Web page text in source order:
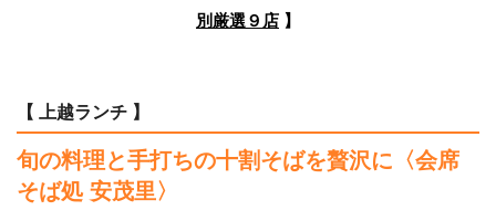
別厳選９店 】
【 上越ランチ 】
旬の料理と手打ちの十割そばを贅沢に 〈会席
そば処 安茂里〉